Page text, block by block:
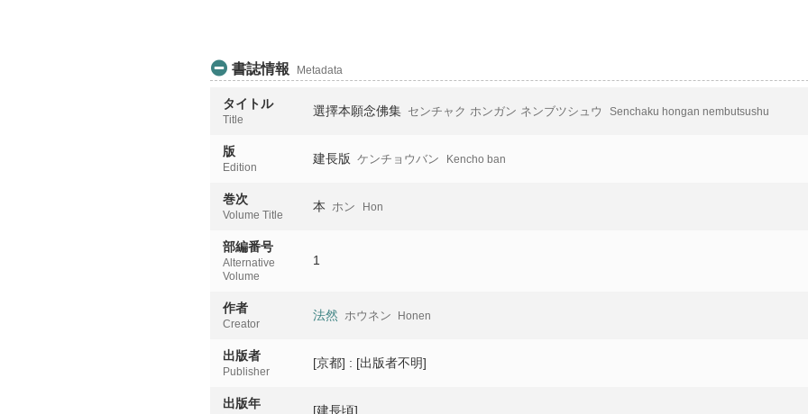
書誌情報 Metadata
タイトル
Title
選擇本願念佛集 センチャク ホンガン ネンブツシュウ Senchaku hongan nembutsushu
版
Edition
建長版 ケンチョウバン Kencho ban
巻次
Volume Title
本 ホン Hon
部編番号
Alternative
Volume
1
作者
Creator
法然 ホウネン Honen
出版者
Publisher
[京都] : [出版者不明]
出版年 [建長頃]